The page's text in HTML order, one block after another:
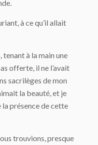
à ce qu’il allait
tenant à la main une
offerte, il ne l’avait
sacrilèges de mon
la beauté, et je
la présence de cette
trouvions, presque